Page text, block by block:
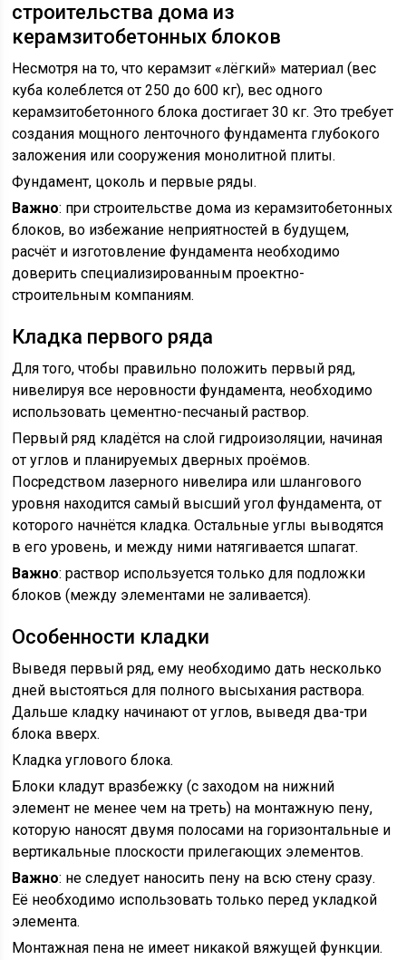
строительства дома из
керамзитобетонных блоков
Несмотря на то, что керамзит «лёгкий» материал (вес
куба колеблется от 250 до 600 кг), вес одного
керамзитобетонного блока достигает 30 кг. Это требует
создания мощного ленточного фундамента глубокого
заложения или сооружения монолитной плиты.
Фундамент, цоколь и первые ряды.
Важно: при строительстве дома из керамзитобетонных
блоков, во избежание неприятностей в будущем,
расчёт и изготовление фундамента необходимо
доверить специализированным проектно-
строительным компаниям.
Кладка первого ряда
Для того, чтобы правильно положить первый ряд,
нивелируя все неровности фундамента, необходимо
использовать цементно-песчаный раствор.
Первый ряд кладётся на слой гидроизоляции, начиная
от углов и планируемых дверных проёмов.
Посредством лазерного нивелира или шлангового
уровня находится самый высший угол фундамента, от
которого начнётся кладка. Остальные углы выводятся
в его уровень, и между ними натягивается шпагат.
Важно: раствор используется только для подложки
блоков (между элементами не заливается).
Особенности кладки
Выведя первый ряд, ему необходимо дать несколько
дней выстояться для полного высыхания раствора.
Дальше кладку начинают от углов, выведя два-три
блока вверх.
Кладка углового блока.
Блоки кладут вразбежку (с заходом на нижний
элемент не менее чем на треть) на монтажную пену,
которую наносят двумя полосами на горизонтальные и
вертикальные плоскости прилегающих элементов.
Важно: не следует наносить пену на всю стену сразу.
Её необходимо использовать только перед укладкой
элемента.
Монтажная пена не имеет никакой вяжущей функции.